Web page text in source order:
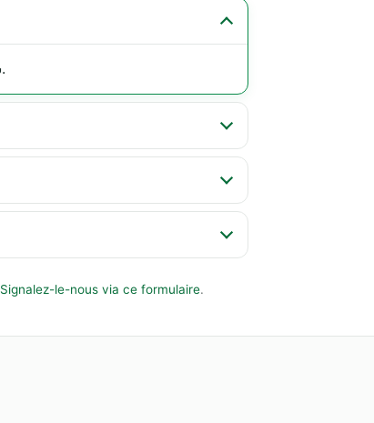
, سيدي-بلعباس (22000).
Signalez-le-nous via ce formulaire.